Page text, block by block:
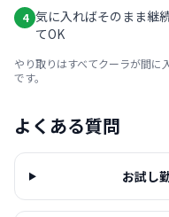
4 気に入ればそのまま継
てOK
やり取りはすべてクーラが間に
です。
よくある質問
お試し